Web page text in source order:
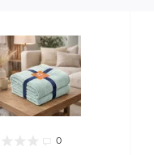
0